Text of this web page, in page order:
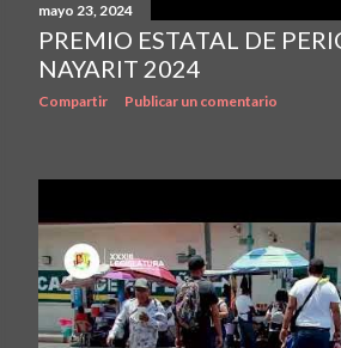
mayo 23, 2024
PREMIO ESTATAL DE
NAYARIT 2024
Compartir Publicar un comentario